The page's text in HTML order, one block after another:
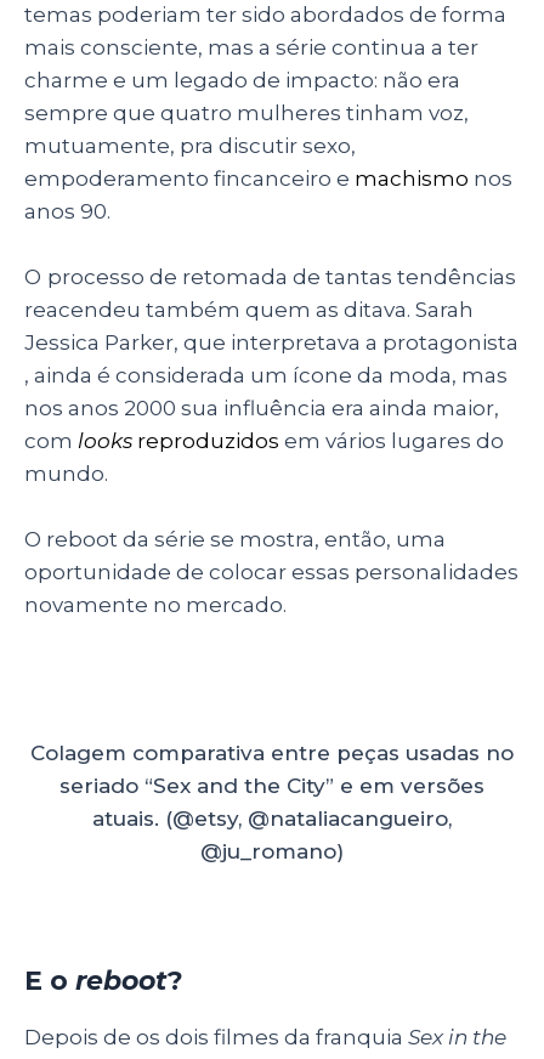
temas poderiam ter sido abordados de forma
mais consciente, mas a série continua a ter
charme e um legado de impacto: não era
sempre que quatro mulheres tinham voz,
mutuamente, pra discutir sexo,
empoderamento fincanceiro e machismo nos
anos 90.
O processo de retomada de tantas tendências
reacendeu também quem as ditava. Sarah
Jessica Parker, que interpretava a protagonista
, ainda é considerada um ícone da moda, mas
nos anos 2000 sua influência era ainda maior,
com looks reproduzidos em vários lugares do
mundo.
O reboot da série se mostra, então, uma
oportunidade de colocar essas personalidades
novamente no mercado.
Colagem comparativa entre peças usadas no
seriado “Sex and the City” e em versões
atuais. (@etsy, @nataliacangueiro,
@ju_romano)
E o reboot?
Depois de os dois filmes da franquia Sex in the